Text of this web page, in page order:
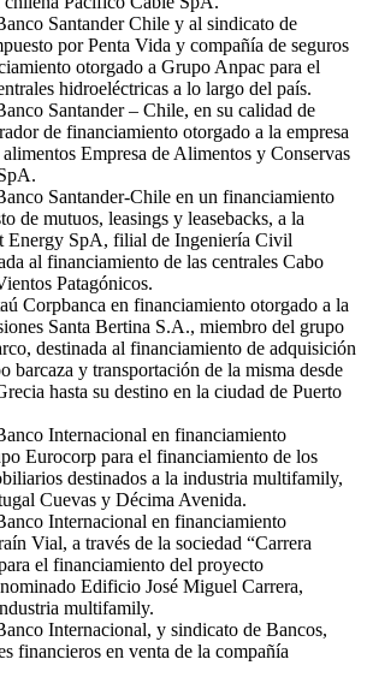
Santander Chile y al sindicato de
por Penta Vida y compañía de seguros
otorgado a Grupo Anpac para el
hidroeléctricas a lo largo del país.
Santander – Chile, en su calidad de
de financiamiento otorgado a la empresa
Empresa de Alimentos y Conservas
Santander-Chile en un financiamiento
de mutuos, leasings y leasebacks, a la
Energy SpA, filial de Ingeniería Civil
al financiamiento de las centrales Cabo
Patagónicos.
Corpbanca en financiamiento otorgado a la
Santa Bertina S.A., miembro del grupo
destinada al financiamiento de adquisición
barcaza y transportación de la misma desde
hasta su destino en la ciudad de Puerto
Internacional en financiamiento
Eurocorp para el financiamiento de los
destinados a la industria multifamily,
Cuevas y Décima Avenida.
Internacional en financiamiento
Vial, a través de la sociedad “Carrera
el financiamiento del proyecto
Edificio José Miguel Carrera,
multifamily.
Internacional, y sindicato de Bancos,
financieros en venta de la compañía